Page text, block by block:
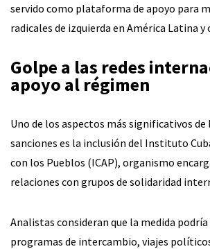
servido como plataforma de apoyo para
radicales de izquierda en América Latina
Golpe a las redes
apoyo al régimen
Uno de los aspectos más significativos de
sanciones es la inclusión del Instituto
con los Pueblos (ICAP), organismo
relaciones con grupos de solidaridad
Analistas consideran que la medida
programas de intercambio, viajes